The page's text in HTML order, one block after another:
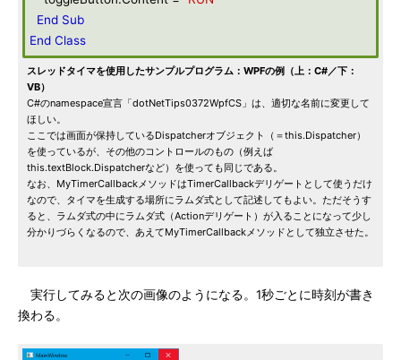
End Sub
End Class
スレッドタイマを使用したサンプルプログラム：WPFの例（上：C#／下：
VB）
C#のnamespace宣言「dotNetTips0372WpfCS」は、適切な名前に変更して
ほしい。
ここでは画面が保持しているDispatcherオブジェクト（＝this.Dispatcher）
を使っているが、その他のコントロールのもの（例えば
this.textBlock.Dispatcherなど）を使っても同じである。
なお、MyTimerCallbackメソッドはTimerCallbackデリゲートとして使うだけ
なので、タイマを生成する場所にラムダ式として記述してもよい。ただそうす
ると、ラムダ式の中にラムダ式（Actionデリゲート）が入ることになって少し
分かりづらくなるので、あえてMyTimerCallbackメソッドとして独立させた。
実行してみると次の画像のようになる。1秒ごとに時刻が書き
換わる。